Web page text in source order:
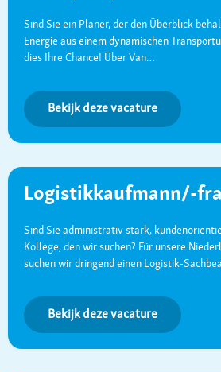
Sind Sie ein Planer, der den Überblick
Energie aus einem dynamischen
dies Ihre Chance! Über Van…
Bekijk deze vacature
Logistikkaufmann/-
Sind Sie administrativ stark,
Kollege, den wir suchen? Für unsere
suchen wir dringend einen Logistik-
Bekijk deze vacature